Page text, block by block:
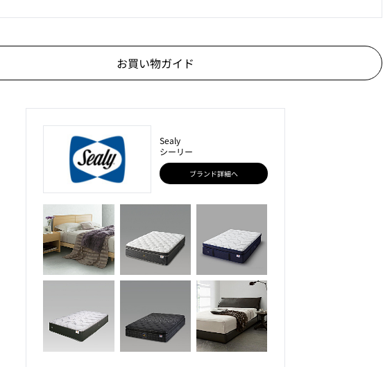
お買い物ガイド
Sealy
シーリー
ブランド詳細へ